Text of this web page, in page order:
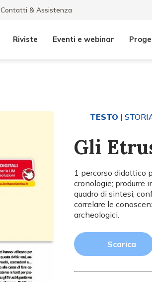
Contatti & Assistenza
Riviste Eventi e webinar
TESTO |
Gli
1 percorso didattico
cronologie; produrre
quadro di sintesi;
correlare le
archeologici.
Scarica